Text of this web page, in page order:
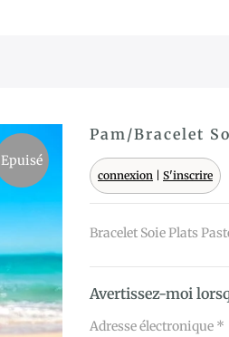
Epuisé
Pam/Bracelet
connexion | S'inscrire
Bracelet Soie Plats
Avertissez-moi
Adresse électronique *